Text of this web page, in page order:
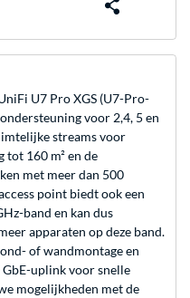
U7 Pro XGS (U7-Pro-
voor 2,4, 5 en
streams voor
tot 160 m² en de
met meer dan 500
point biedt ook een
band en kan dus
apparaten op deze band.
of wandmontage en
uplink voor snelle
mogelijkheden met de